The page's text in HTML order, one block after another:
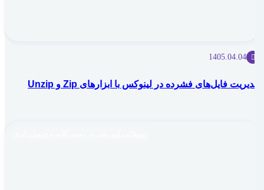
1405.04.04
مدیریت فایل‌های فشرده در لینوکس با ابزارهای Zip و Unzip